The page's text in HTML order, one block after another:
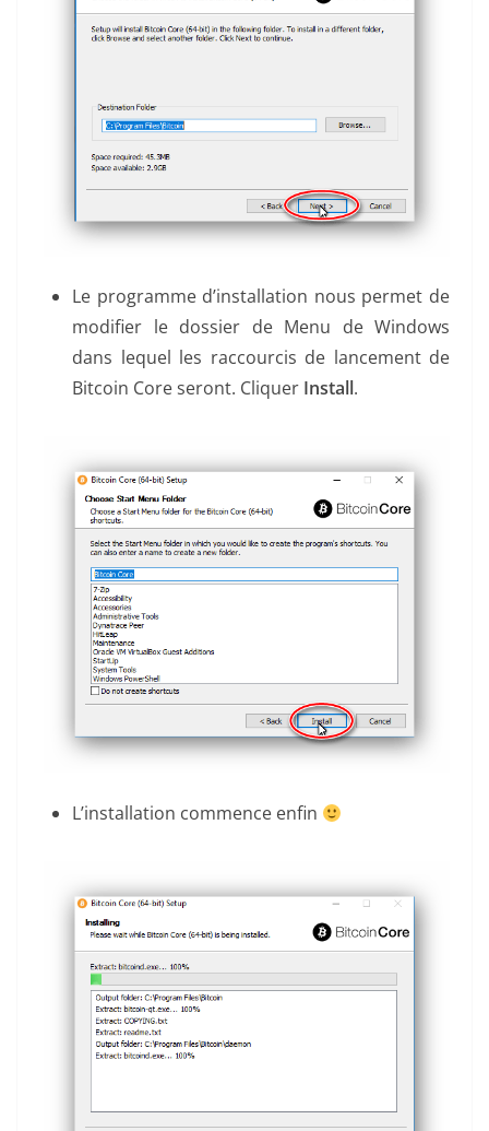
Le programme d’installation nous permet de
modifier le dossier de Menu de Windows
dans lequel les raccourcis de lancement de
Bitcoin Core seront. Cliquer Install.
L’installation commence enfin